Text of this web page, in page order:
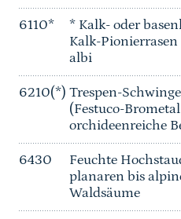
6110*
* Kalk- oder
Kalk-Pionierrasen
albi
6210(*) Trespen-
(Festuco-
orchideenreiche
6430
Feuchte
planaren bis
Waldsäume